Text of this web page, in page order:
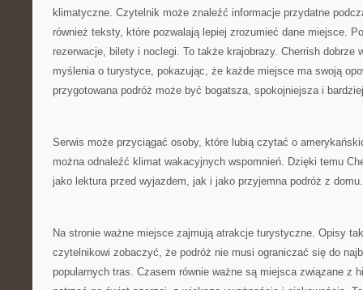
klimatyczne. Czytelnik może znaleźć informacje przydatne
również teksty, które pozwalają lepiej zrozumieć dane miejsce.
rezerwacje, bilety i noclegi. To także krajobrazy. Cherrish dobrze
myślenia o turystyce, pokazując, że każde miejsce ma swoją
przygotowana podróż może być bogatsza, spokojniejsza i
Serwis może przyciągać osoby, które lubią czytać o
można odnaleźć klimat wakacyjnych wspomnień. Dzięki temu
jako lektura przed wyjazdem, jak i jako przyjemna podróż z domu.
Na stronie ważne miejsce zajmują atrakcje turystyczne. Opisy
czytelnikowi zobaczyć, że podróż nie musi ograniczać się do
popularnych tras. Czasem równie ważne są miejsca związane z